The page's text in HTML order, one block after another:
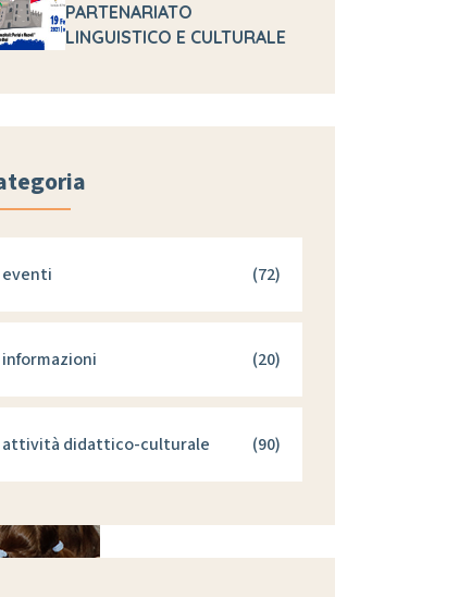
PARTENARIATO
LINGUISTICO E CULTURALE
eventi (72)
informazioni (20)
attività didattico-culturale (90)